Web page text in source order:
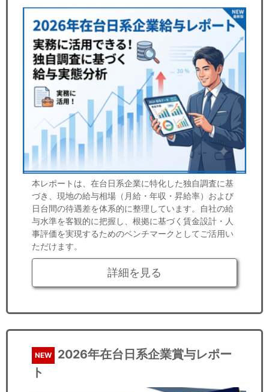
本レポートは、在台日系企業に特化した独自調査に基
づき、現地の給与相場（月給・年収・昇給率）および
日台間の待遇差を体系的に整理しています。自社の給
与水準を客観的に把握し、根拠に基づく賃金設計・人
事評価を実現するためのベンチマークとしてご活用い
ただけます。
詳細を見る
NEW
2026年在台日系企業賞与レポー
ト